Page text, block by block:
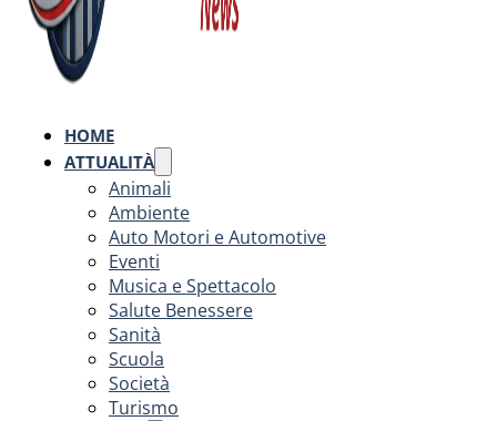
HOME
ATTUALITÀ
Animali
Ambiente
Auto Motori e Automotive
Eventi
Musica e Spettacolo
Salute Benessere
Sanità
Scuola
Società
Turismo